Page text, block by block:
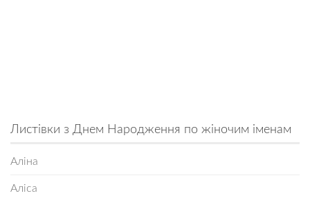
Листівки з Днем Народження по жіночим іменам
Аліна
Аліса